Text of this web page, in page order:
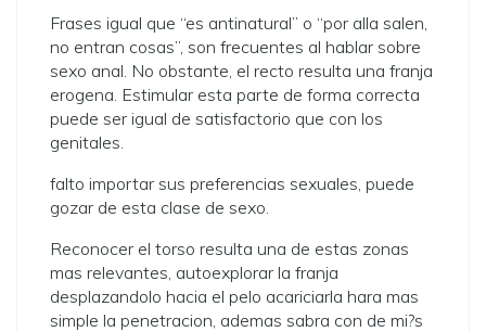
Frases igual que “es antinatural” o “por alla salen,
no entran cosas”, son frecuentes al hablar sobre
sexo anal. No obstante, el recto resulta una franja
erogena. Estimular esta parte de forma correcta
puede ser igual de satisfactorio que con los
genitales.
falto importar sus preferencias sexuales, puede
gozar de esta clase de sexo.
Reconocer el torso resulta una de estas zonas
mas relevantes, autoexplorar la franja
desplazandolo hacia el pelo acariciarla hara mas
simple la penetracion, ademas sabra con de mi?s